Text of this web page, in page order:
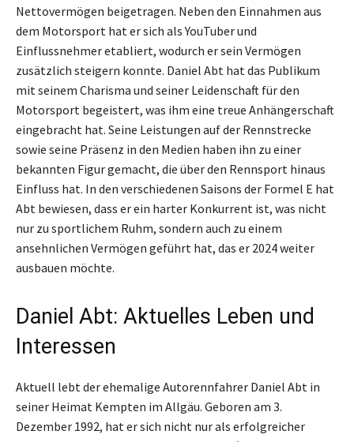
Nettovermögen beigetragen. Neben den Einnahmen aus
dem Motorsport hat er sich als YouTuber und
Einflussnehmer etabliert, wodurch er sein Vermögen
zusätzlich steigern konnte. Daniel Abt hat das Publikum
mit seinem Charisma und seiner Leidenschaft für den
Motorsport begeistert, was ihm eine treue Anhängerschaft
eingebracht hat. Seine Leistungen auf der Rennstrecke
sowie seine Präsenz in den Medien haben ihn zu einer
bekannten Figur gemacht, die über den Rennsport hinaus
Einfluss hat. In den verschiedenen Saisons der Formel E hat
Abt bewiesen, dass er ein harter Konkurrent ist, was nicht
nur zu sportlichem Ruhm, sondern auch zu einem
ansehnlichen Vermögen geführt hat, das er 2024 weiter
ausbauen möchte.
Daniel Abt: Aktuelles Leben und
Interessen
Aktuell lebt der ehemalige Autorennfahrer Daniel Abt in
seiner Heimat Kempten im Allgäu. Geboren am 3.
Dezember 1992, hat er sich nicht nur als erfolgreicher